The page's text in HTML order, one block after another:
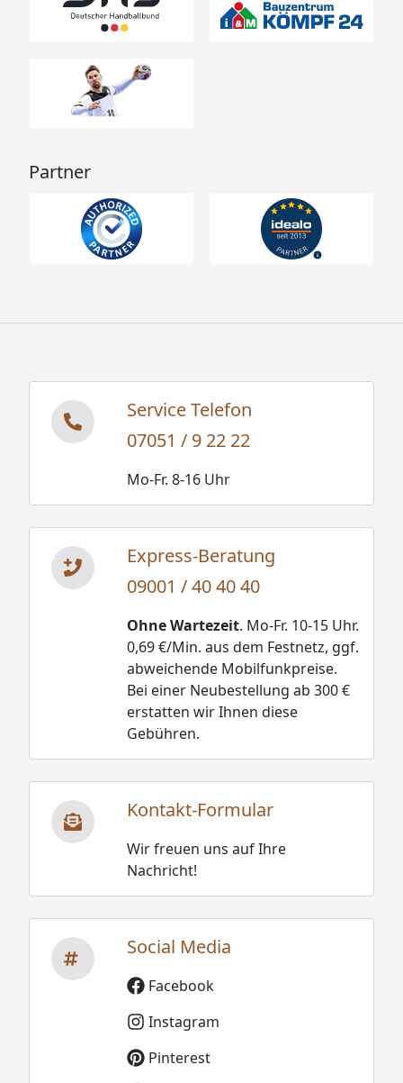
Partner
Service Telefon
07051 / 9 22 22
Mo-Fr. 8-16 Uhr
Express-Beratung
09001 / 40 40 40
Ohne Wartezeit. Mo-Fr. 10-15 Uhr.
0,69 €/Min. aus dem Festnetz, ggf.
abweichende Mobilfunkpreise.
Bei einer Neubestellung ab 300 €
erstatten wir Ihnen diese
Gebühren.
Kontakt-Formular
Wir freuen uns auf Ihre
Nachricht!
Social Media
Facebook
Instagram
Pinterest